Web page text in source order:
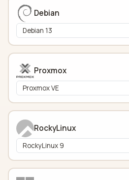
Debian
Proxmox
RockyLinux